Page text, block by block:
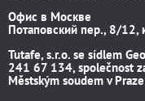
Офис в Москве
Потаповский пер., 8/12,
Tutafe, s.r.o. se sídlem
241 67 134, společnost
Městským soudem v